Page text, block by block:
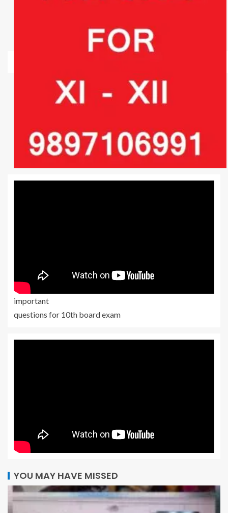
important
questions for 10th board exam
YOU MAY HAVE MISSED